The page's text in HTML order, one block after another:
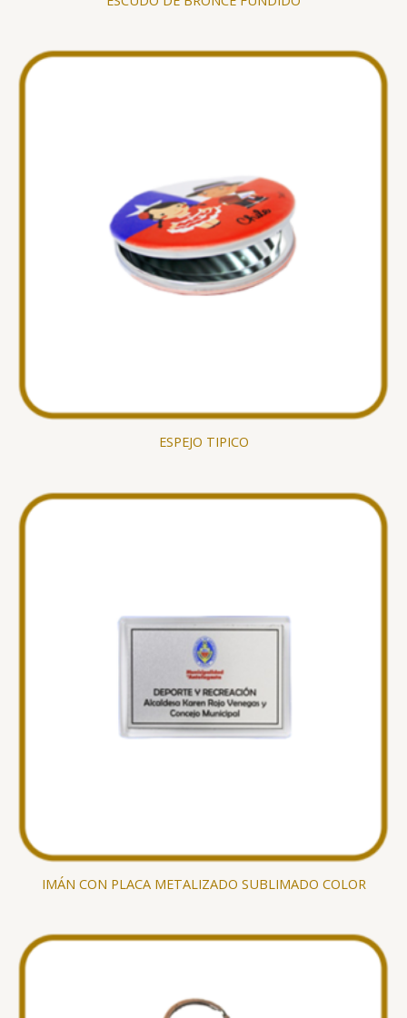
ESPEJO TIPICO
IMÁN CON PLACA METALIZADO SUBLIMADO COLOR